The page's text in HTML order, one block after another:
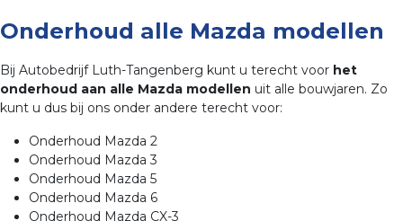
Onderhoud alle Mazda modellen
Bij Autobedrijf Luth-Tangenberg kunt u terecht voor het
onderhoud aan alle Mazda modellen uit alle bouwjaren. Zo
kunt u dus bij ons onder andere terecht voor:
Onderhoud Mazda 2
Onderhoud Mazda 3
Onderhoud Mazda 5
Onderhoud Mazda 6
Onderhoud Mazda CX-3